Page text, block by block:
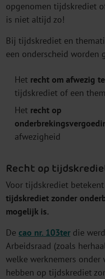
opgenomen tijdskrediet
is niet altijd zo!
Bij tijdskrediet en
een onderscheid worden
Het recht om afwezig
tijdskrediet of een
Het recht op
afwezigheid
Recht op
Voor tijdskrediet
tijdskrediet zonder
mogelijk is.
De cao nr. 103ter die
Arbeidsraad (zoals
welke werknemers
hebben op tijdskrediet